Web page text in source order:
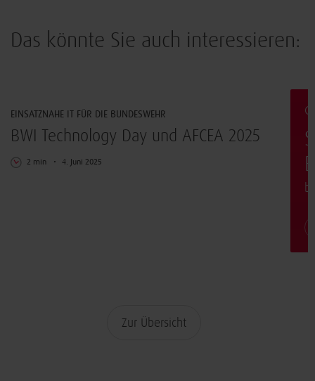
Das könnte Sie auch interessieren:
EINSATZNAHE IT FÜR DIE BUNDESWEHR
BWI Technology Day und AFCEA 2025
2 min 4. Juni 2025
Zur Übersicht